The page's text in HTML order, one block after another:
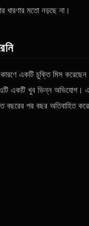
মতো নড়ছে না।
একটি চুক্তি মিস
এটি একটি খুব ভিন্ন অভিযোগ।
বছরের পর বছর অতিবাহিত